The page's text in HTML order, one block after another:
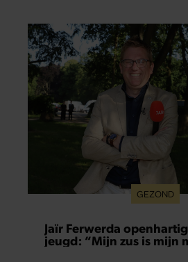
GEZOND
Jaïr Ferwerda
jeugd: “Mijn zus is mijn